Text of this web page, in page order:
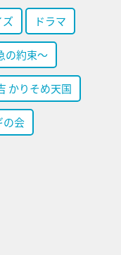
ドラマ
の約束～
かりそめ天国
の会